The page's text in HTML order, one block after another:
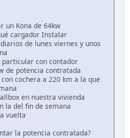
un Kona de 64kw
cargador Instalar
de lunes viernes y unos
particular con contador
de potencia contratada
cochera a 220 km a la que
en nuestra vivienda
la del fin de semana
vuelta
la potencia contratada?